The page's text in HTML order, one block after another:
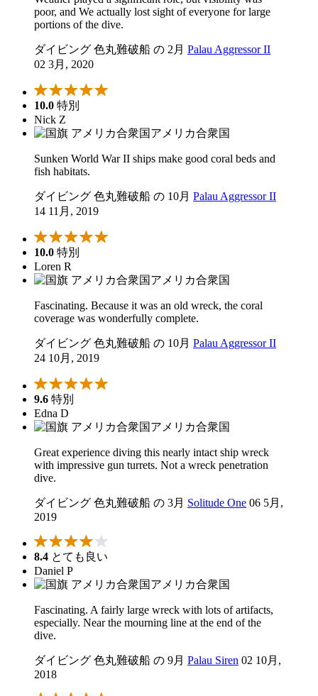
poor, and We actually lost sight of everyone for large
portions of the dive.
ダイビング 色丸難破船 の 2月 Palau Aggressor II
02 3月, 2020
10.0 特別
Nick Z
アメリカ合衆国
Sunken World War II ships make good coral beds and
fish habitats.
ダイビング 色丸難破船 の 10月 Palau Aggressor II
14 11月, 2019
10.0 特別
Loren R
アメリカ合衆国
Fascinating. Because it was an old wreck, the coral
coverage was wonderfully complete.
ダイビング 色丸難破船 の 10月 Palau Aggressor II
24 10月, 2019
9.6 特別
Edna D
アメリカ合衆国
Great experience diving this nearly intact ship wreck
with impressive gun turrets. Not a wreck penetration
dive.
ダイビング 色丸難破船 の 3月 Solitude One 06 5月,
2019
8.4 とても良い
Daniel P
アメリカ合衆国
Fascinating. A fairly large wreck with lots of artifacts,
especially. Near the mourning line at the end of the
dive.
ダイビング 色丸難破船 の 9月 Palau Siren 02 10月,
2018